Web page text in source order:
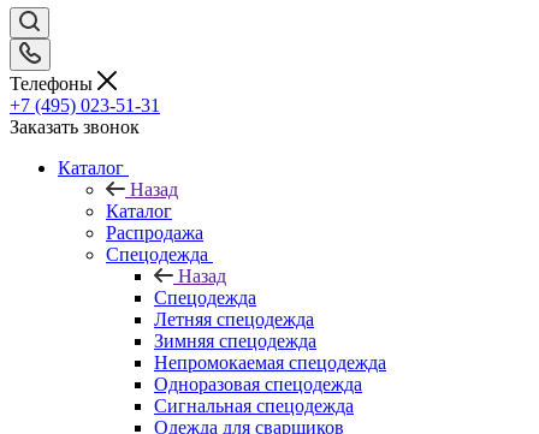
Телефоны
+7 (495) 023-51-31
Заказать звонок
Каталог
Назад
Каталог
Распродажа
Спецодежда
Назад
Спецодежда
Летняя спецодежда
Зимняя спецодежда
Непромокаемая спецодежда
Одноразовая спецодежда
Сигнальная спецодежда
Одежда для сварщиков